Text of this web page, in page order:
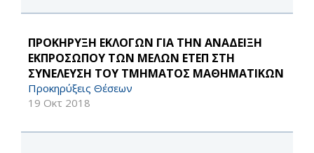
ΠΡΟΚΗΡΥΞΗ ΕΚΛΟΓΩΝ ΓΙΑ ΤΗΝ ΑΝΑΔΕΙΞΗ
ΕΚΠΡΟΣΩΠΟΥ ΤΩΝ ΜΕΛΩΝ ΕΤΕΠ ΣΤΗ
ΣΥΝΕΛΕΥΣΗ ΤΟΥ ΤΜΗΜΑΤΟΣ ΜΑΘΗΜΑΤΙΚΩΝ
Προκηρύξεις Θέσεων
19 Οκτ 2018